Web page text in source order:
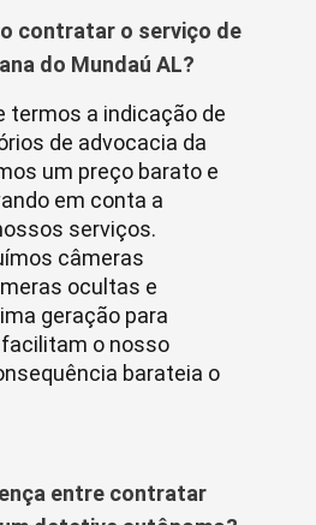
contratar o serviço de
do Mundaú AL?
termos a indicação de
de advocacia da
um preço barato e
em conta a
serviços.
câmeras
ocultas e
geração para
o nosso
barateia o
entre contratar